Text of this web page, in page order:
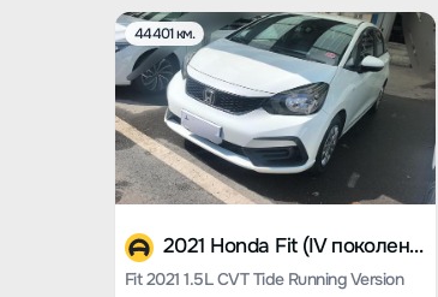
44401 км.
2021 Honda Fit (IV поколение)
Fit 2021 1.5L CVT Tide Running Version